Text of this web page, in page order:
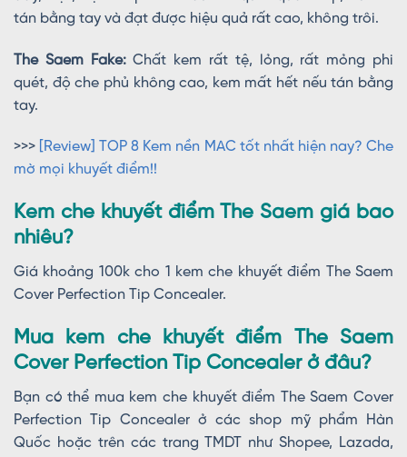
tán bằng tay và đạt được hiệu quả rất cao, không trôi.
The Saem Fake:Chất kem rất tệ, lỏng, rất mỏng phi
quét, độ che phủ không cao, kem mất hết nếu tán bằng
tay.
>>> [Review] TOP 8 Kem nền MAC tốt nhất hiện nay? Che
mờ mọi khuyết điểm!!
Kem che khuyết điểm The Saem giá bao
nhiêu?
Giá khoảng 100k cho 1 kem che khuyết điểm The Saem
Cover Perfection Tip Concealer.
Mua kem che khuyết điểm The Saem
Cover Perfection Tip Concealer ở đâu?
Bạn có thể mua kem che khuyết điểm The Saem Cover
Perfection Tip Concealer ở các shop mỹ phẩm Hàn
Quốc hoặc trên các trang TMDT như Shopee, Lazada,